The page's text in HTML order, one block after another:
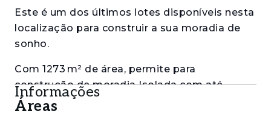
Este é um dos últimos lotes disponíveis nesta
localização para construir a sua moradia de
sonho.
Com 1273 m² de área, permite para
construção de moradia Isolada com até
778m2 dividida em dois pisos mais cave.
Informações
Áreas